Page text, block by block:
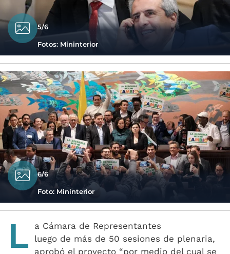
5/6
Fotos: Mininterior
6/6
Foto: Mininterior
L
a Cámara de Representantes
luego de más de 50 sesiones de plenaria,
aprobó el proyecto “por medio del cual se